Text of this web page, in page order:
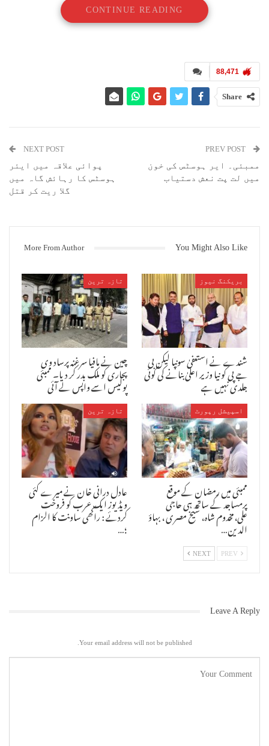
اسی دوران حیدرآباد کے گاندھی نگر میں ایک خاتون نالہ میں بہہ گئی۔ اس
CONTINUE READING
88,471
Share
ممبئی۔ ایر ہوسٹس کی خون
میں لت پت نعش دستیاب
NEXT POST
پوائی علاقہ میں ایئر
ہوسٹس کا رہائش گاہ میں
گلا ریت کر قتل
You Might Also Like
More From Author
بریکنگ نیوز
شندے نے استعفیٰ سونپا لیکن بی
جے پی کو نیا وزیر اعلیٰ بنانے کی کوئی
جلدی نہیں ہے
تازہ ترین
چین نے مافیا سرغنہ پرساد وی
پجاری کو ملک بدر کر دیا۔ ممبئی
پولیس اسے واپس لے آئی
اسپیشل رپورٹ
ممبئی میں رمضان کے موقع
پرمساجد کے ساتھ ہی حاجی
علی،مخدوم شاہ، شیخ مصری ، بہاؤ
الدین…
تازہ ترین
عادل درانی خان نے میرے کئی
ویڈیوز ایک عرب کو فروخت
کردئے : راکھی ساونت کا الزام
؛…
NEXT
Leave A Reply
Your email address will not be published.